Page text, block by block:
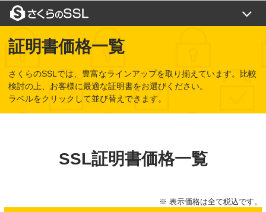
証明書一覧
SSLコラム
よくある質問
ご利用の流れ
証明書価格一覧
さくらのSSLでは、豊富なラインアップを取り揃えています。比較
検討の上、お客様に最適な証明書をお選びください。
ラベルをクリックして並び替えできます。
SSL証明書価格一覧
※ 表示価格は全て税込です。